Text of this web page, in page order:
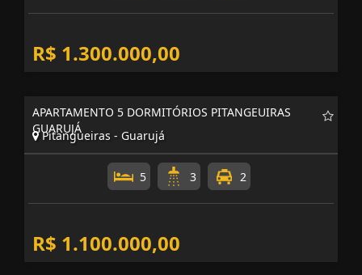
R$ 1.300.000,00
APARTAMENTO 5 DORMITÓRIOS PITANGEUIRAS
GUARUJÁ
Pitangueiras - Guarujá
5 3 2
R$ 1.100.000,00